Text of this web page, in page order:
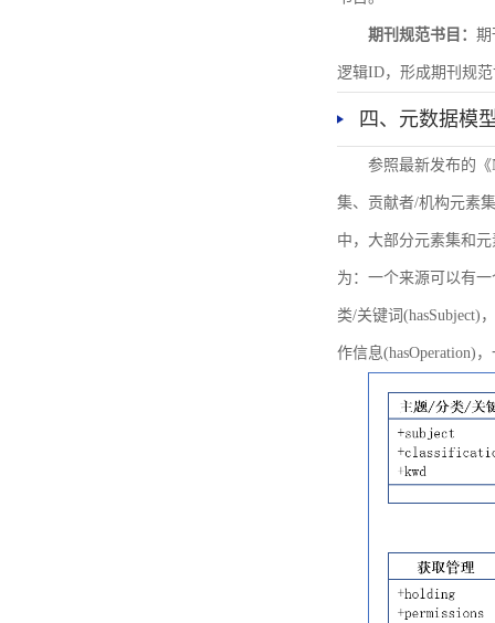
期刊规范书目： 期
逻辑ID，形成期刊规
四、元数据模
参照最新发布的
集、贡献者/机构元素
中，大部分元素集和
为：一个来源可以有
类/关键词(hasSubject)
作信息(hasOperation)